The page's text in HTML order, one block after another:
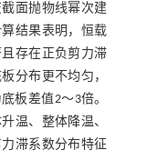
面抛物线幂次建
结果表明，恒载
存在正负剪力滞
分布更不均匀，
板差值2～3倍。
温、整体降温、
滞系数分布特征